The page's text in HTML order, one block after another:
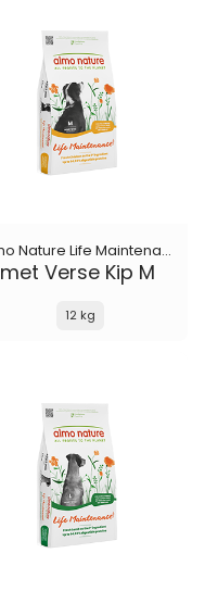
Almo Nature Life Maintenance
met Verse Kip M
12 kg